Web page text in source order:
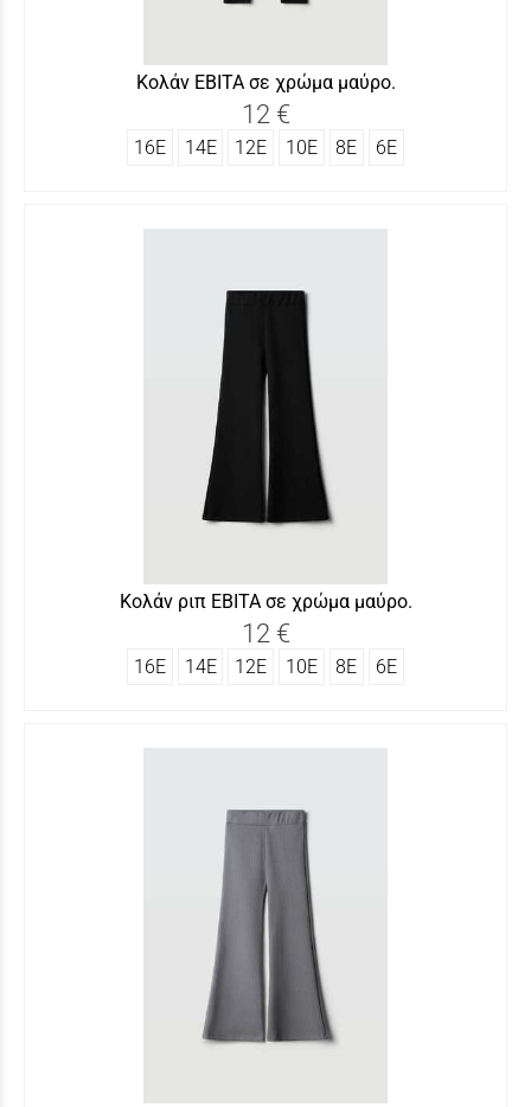
Κολάν ΕΒΙΤΑ σε χρώμα μαύρο.
12 €
16Ε 14Ε 12Ε 10Ε 8Ε 6Ε
Κολάν ριπ ΕΒΙΤΑ σε χρώμα μαύρο.
12 €
16Ε 14Ε 12Ε 10Ε 8Ε 6Ε